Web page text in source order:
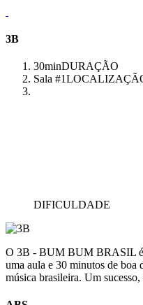
3B
30minDURAÇÃO
Sala #1
DIFICULDADE
O 3B - BUM BUM BRASIL é
uma aula e 30 minutos de boa
música brasileira. Um